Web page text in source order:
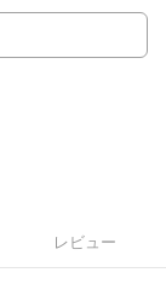
レビュー